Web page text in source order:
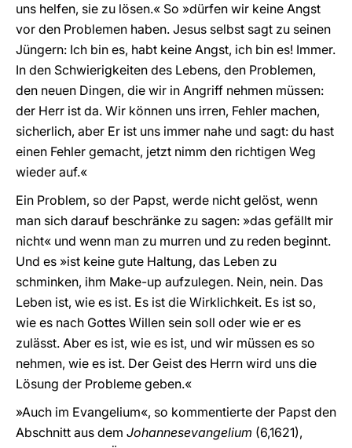
uns helfen, sie zu lösen.« So »dürfen wir keine Angst
vor den Problemen haben. Jesus selbst sagt zu seinen
Jüngern: Ich bin es, habt keine Angst, ich bin es! Immer.
In den Schwierigkeiten des Lebens, den Problemen,
den neuen Dingen, die wir in Angriff nehmen müssen:
der Herr ist da. Wir können uns irren, Fehler machen,
sicherlich, aber Er ist uns immer nahe und sagt: du hast
einen Fehler gemacht, jetzt nimm den richtigen Weg
wieder auf.«
Ein Problem, so der Papst, werde nicht gelöst, wenn
man sich darauf beschränke zu sagen: »das gefällt mir
nicht« und wenn man zu murren und zu reden beginnt.
Und es »ist keine gute Haltung, das Leben zu
schminken, ihm Make-up aufzulegen. Nein, nein. Das
Leben ist, wie es ist. Es ist die Wirklichkeit. Es ist so,
wie es nach Gottes Willen sein soll oder wie er es
zulässt. Aber es ist, wie es ist, und wir müssen es so
nehmen, wie es ist. Der Geist des Herrn wird uns die
Lösung der Probleme geben.«
»Auch im Evangelium«, so kommentierte der Papst den
Abschnitt aus dem Johannesevangelium (6,1621),